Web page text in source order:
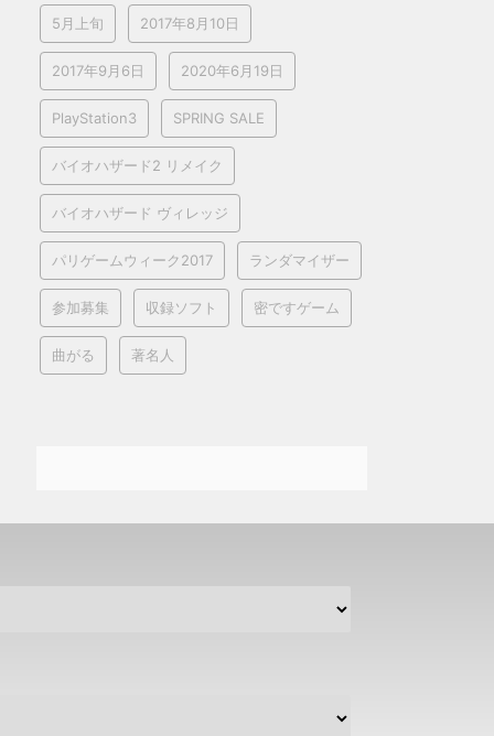
5月上旬 2017年8月10日
2017年9月6日 2020年6月19日
PlayStation3 SPRING SALE
バイオハザード2 リメイク
バイオハザード ヴィレッジ
パリゲームウィーク2017 ランダマイザー
参加募集 収録ソフト 密ですゲーム
曲がる 著名人